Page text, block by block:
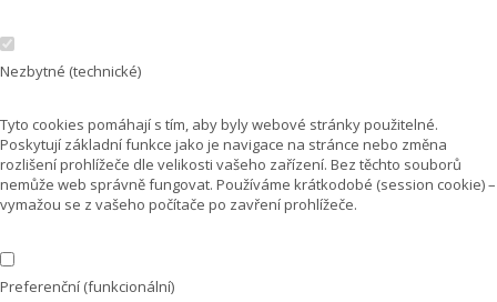
Nezbytné (technické)
Tyto cookies pomáhají s tím, aby byly webové stránky použitelné.
Poskytují základní funkce jako je navigace na stránce nebo změna
rozlišení prohlížeče dle velikosti vašeho zařízení. Bez těchto souborů
nemůže web správně fungovat. Používáme krátkodobé (session cookie) –
vymažou se z vašeho počítače po zavření prohlížeče.
Preferenční (funkcionální)